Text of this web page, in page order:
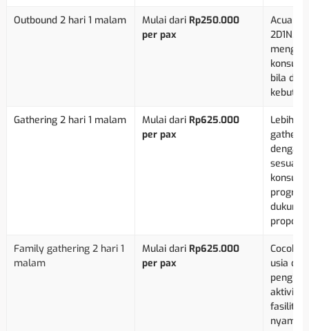
Outbound 2 hari 1 malam Mulai dari Rp250.000
per pax
Acuan
2D1N.
bila
Gathering 2 hari 1 malam Mulai dari Rp625.000
per pax
Lebih
dengan
sesuai
Family gathering 2 hari 1
malam
Mulai dari Rp625.000
per pax
Cocok
usia
fasilitas
nyaman.